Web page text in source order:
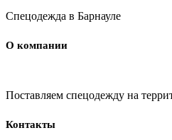
Спецодежда в Барнауле
О компании
Поставляем спецодежду на
Контакты